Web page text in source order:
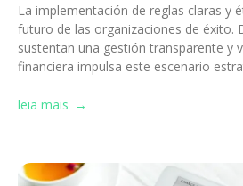
La implementación de reglas claras y
futuro de las organizaciones de éxito.
sustentan una gestión transparente y
financiera impulsa este escenario
leia mais